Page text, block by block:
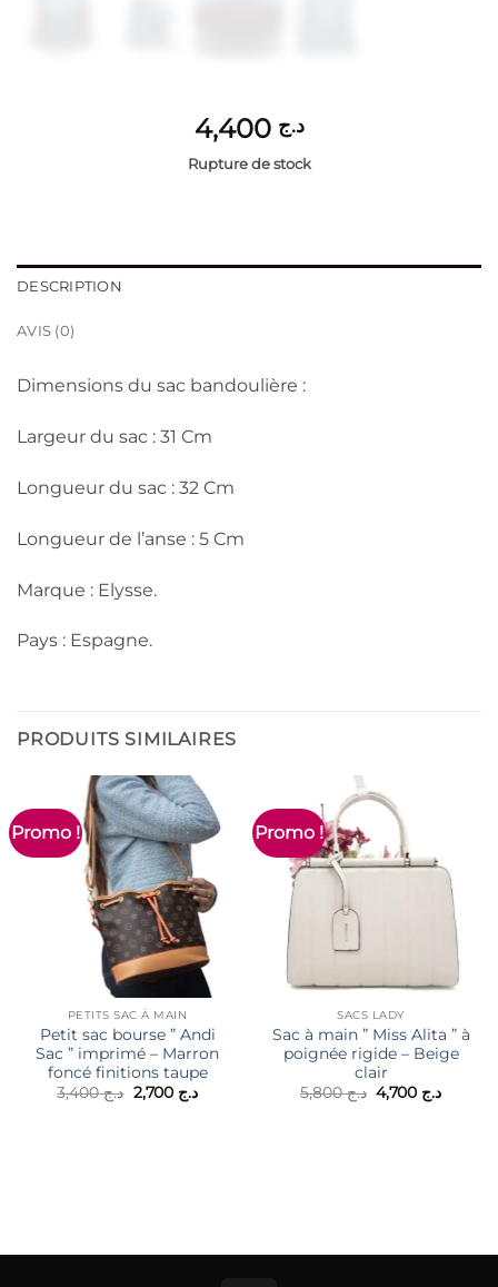
د.ج 4,400
Rupture de stock
DESCRIPTION
AVIS (0)
Dimensions du sac bandoulière :
Largeur du sac : 31 Cm
Longueur du sac : 32 Cm
Longueur de l’anse : 5 Cm
Marque : Elysse.
Pays : Espagne.
PRODUITS SIMILAIRES
Promo !
PETITS SAC À MAIN
Petit sac bourse ” Andi
Sac ” imprimé – Marron
foncé finitions taupe
د.ج3,400
Le
prix
د.ج 2,700
Le
Promo !
SACS LADY
Sac à main ” Miss Alita ” à
poignée rigide – Beige
clair
د.ج5,800
Le
prix
د.جLe